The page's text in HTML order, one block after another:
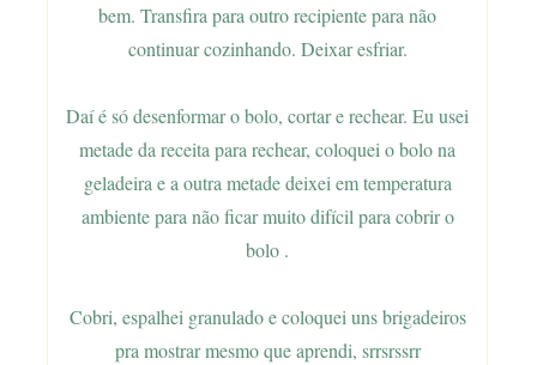
bem. Transfira para outro recipiente para não
continuar cozinhando. Deixar esfriar.
Daí é só desenformar o bolo, cortar e rechear. Eu usei
metade da receita para rechear, coloquei o bolo na
geladeira e a outra metade deixei em temperatura
ambiente para não ficar muito difícil para cobrir o
bolo .
Cobri, espalhei granulado e coloquei uns brigadeiros
pra mostrar mesmo que aprendi, srrsrssrr